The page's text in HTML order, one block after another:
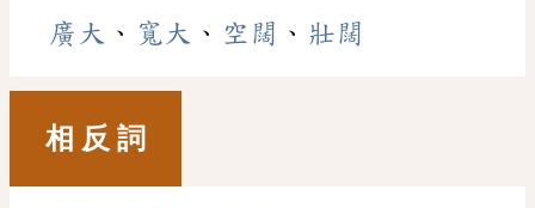
廣大 、 寬大 、 空闊 、 壯闊
相 反 詞